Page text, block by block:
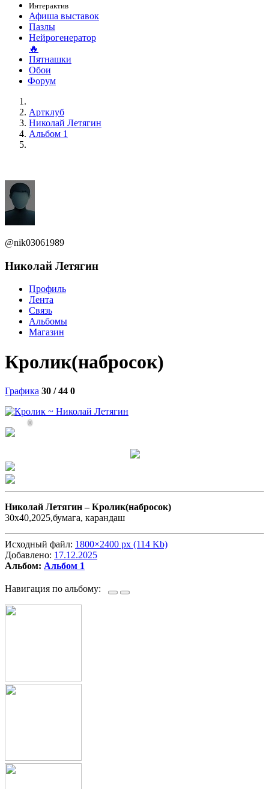
Интерактив
Афиша выставок
Пазлы
Нейрогенератор
🔥
Пятнашки
Обои
Форум
Артклуб
Николай Летягин
Альбом 1
@nik03061989
Николай Летягин
Профиль
Лента
Связь
Альбомы
Магазин
Кролик(набросок)
Графика 30 / 44 0
0
Николай Летягин –Кролик(набросок)
30х40,2025,бумага, карандаш
Исходный файл: 1800×2400 px (114 Kb)
Добавлено: 17.12.2025
Альбом: Альбом 1
Навигация по альбому: